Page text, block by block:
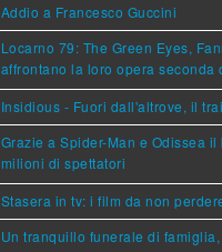
Addio a Francesco Guccini
Locarno 79: The Green Eyes,
affrontano la loro opera
Insidious - Fuori dall'altrove, il
Grazie a Spider-Man e Odissea
milioni di spettatori
Stasera in tv: i film da non
Un tranquillo funerale di